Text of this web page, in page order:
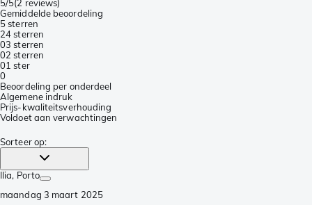
5/5(2 reviews)
Gemiddelde beoordeling
5 sterren
24 sterren
03 sterren
02 sterren
01 ster
0
Beoordeling per onderdeel
Algemene indruk
Prijs-kwaliteitsverhouding
Voldoet aan verwachtingen
Sorteer op:
Ilia, Porto
maandag 3 maart 2025